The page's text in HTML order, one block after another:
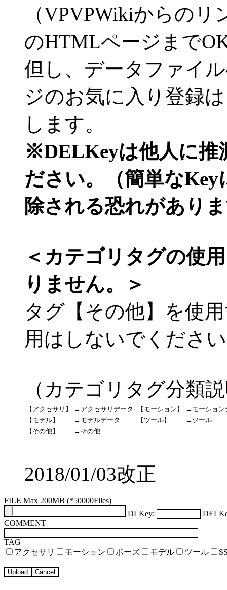
（VPVPWikiからの
のHTMLページまで
但し、データファイ
ジのお気に入り登録
します。
※DELKeyは他人に推
ださい。（簡単な
除される恐れがあり
＜カテゴリタグの使
りません。＞
タグ【その他】を使
用はしないでくださ
（カテゴリタグ分類
【アクセサリ】 →アクセサリデータ 【モーション】
→モーショ
【モデル】
→モデルデータ 【ツール】
→ツール
【その他】
→その他
2018/01/03改正
FILE Max 200MB (*50000Files)
DLKey:
COMMENT
TAG
アクセサリ
モーション ポーズ モデル ツール